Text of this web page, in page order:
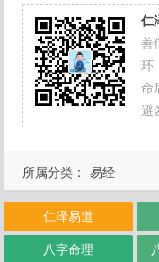
仁
善
环
命
避
所属分类： 易经
仁泽易道
八字命理